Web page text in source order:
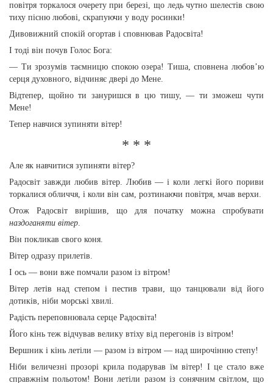
повітря торкалося очерету при березі, що ледь чутно шелестів свою
тиху пісню любові, скрапуючи у воду росинки!
Дивовижний спокій огортав і сповнював Радосвіта!
І тоді він почув Голос Бога:
— Ти зрозумів таємницю спокою озера! Тиша, сповнена любов’ю
серця духовного, відчиняє двері до Мене.
Відтепер, щойно ти зануришся в цю тишу, — ти зможеш чути
Мене!
Тепер навчися зупиняти вітер!
* * *
Але як навчитися зупиняти вітер?
Радосвіт завжди любив вітер. Любив — і коли легкі його пориви
торкалися обличчя, і коли він сам, розтинаючи повітря, мчав верхи.
Отож Радосвіт вирішив, що для початку можна спробувати
наздоганяти вітер.
Він покликав свого коня.
Вітер одразу прилетів.
І ось — вони вже помчали разом із вітром!
Вітер летів над степом і пестив трави, що танцювали від його
дотиків, ніби морські хвилі.
Радість переповнювала серце Радосвіта!
Його кінь теж відчував велику втіху від перегонів із вітром!
Вершник і кінь летіли — разом із вітром — над широчінню степу!
Ніби величезні прозорі крила подарував їм вітер! І це стало вже
справжнім польотом! Вони летіли разом із сонячним світлом, що